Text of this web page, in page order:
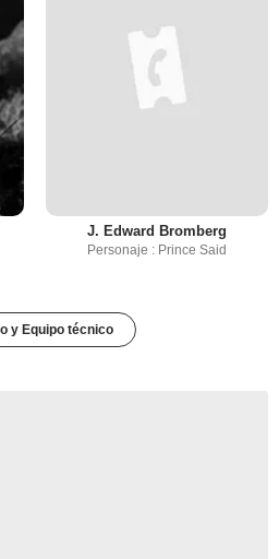
J. Edward Bromberg
Personaje : Prince Said
y Equipo técnico